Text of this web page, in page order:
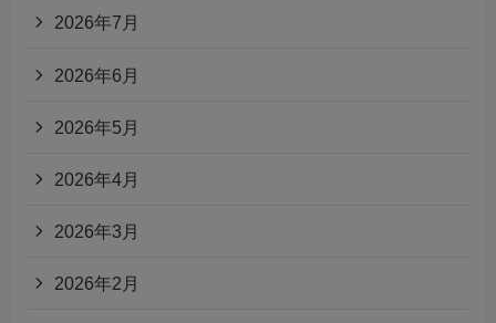
2026年7月
2026年6月
2026年5月
2026年4月
2026年3月
2026年2月